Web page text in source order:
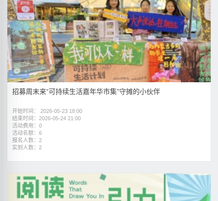
招募周末来“可持续生活嘉年华市集”守摊的小伙伴
开始时间： 2026-05-23 18:00
结束时间：2026-05-24 21:00
活动费用：0
活动名额：6
报名人数：2
实到人数：2